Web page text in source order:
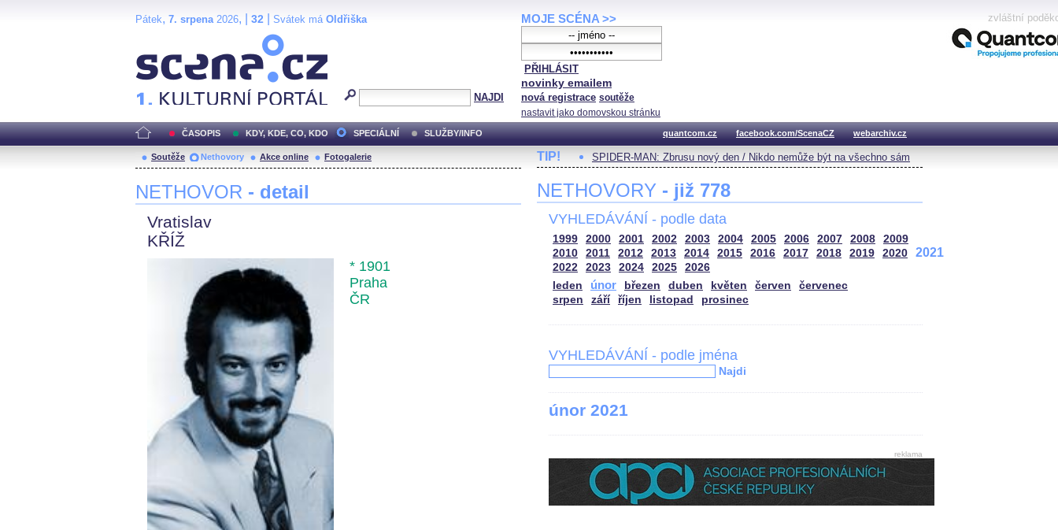
Pátek, 7. srpena2026, | 32 Svátek má Oldřiška
NAJDI
MOJE SCÉNA >>
PŘIHLÁSIT
novinky emailem
nová registrace soutěže
nastavit jako domovskou stránku
zvláštní
ČASOPIS KDY, KDE, CO, KDO SPECIÁLNÍ SLUŽBY/INFO quantcom.cz facebook.com/ScenaCZ webarchiv.cz
Soutěže Nethovory Akce online Fotogalerie
NETHOVOR - detail
Vratislav
KŘÍŽ
* 1901
Praha
ČR
TIP! SPIDER-MAN: Zbrusu nový den / Nikdo nemůže být na všechno sám
NETHOVORY - již 778
VYHLEDÁVÁNÍ - podle data
1999 2000 2001 2002 2003 2004 2005 2006 2007 2008
2009
2010
2011 2012 2013 2014 2015 2016 2017 2018 2019 2020 2021
2022 2023 2024 2025
2026
leden
únor březen duben květen červen
červenec
srpen
září říjen listopad prosinec
VYHLEDÁVÁNÍ - podle jména
Najdi
únor 2021
reklama